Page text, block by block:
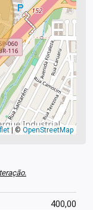
|© OpenStreetMap
400,00